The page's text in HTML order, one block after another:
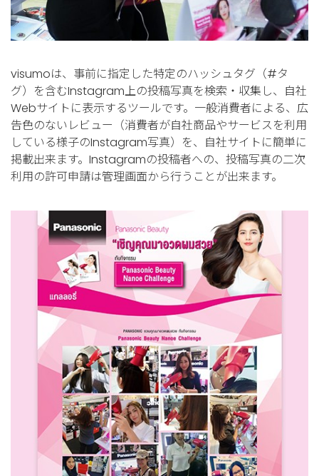
visumoは、事前に指定した特定のハッシュタグ（#タ
グ）を含むInstagram上の投稿写真を検索・収集し、自社
Webサイトに表示するツールです。一般消費者による、広
告色のないレビュー（消費者が自社商品やサービスを利用
している様子のInstagram写真）を、自社サイトに簡単に
掲載出来ます。Instagramの投稿者への、投稿写真の二次
利用の許可申請は管理画面から行うことが出来ます。